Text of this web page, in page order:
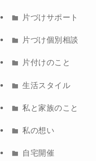
片づけサポート
片づけ個別相談
片付けのこと
生活スタイル
私と家族のこと
私の想い
自宅開催